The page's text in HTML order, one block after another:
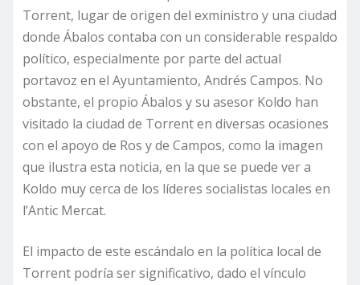
Torrent, lugar de origen del exministro y una ciudad
donde Ábalos contaba con un considerable respaldo
político, especialmente por parte del actual
portavoz en el Ayuntamiento, Andrés Campos. No
obstante, el propio Ábalos y su asesor Koldo han
visitado la ciudad de Torrent en diversas ocasiones
con el apoyo de Ros y de Campos, como la imagen
que ilustra esta noticia, en la que se puede ver a
Koldo muy cerca de los líderes socialistas locales en
l’Antic Mercat.
El impacto de este escándalo en la política local de
Torrent podría ser significativo, dado el vínculo